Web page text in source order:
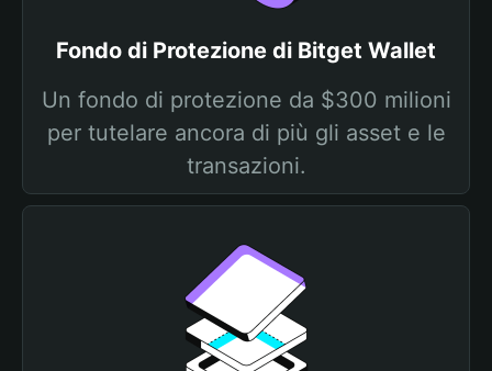
Fondo di Protezione di Bitget Wallet
Un fondo di protezione da $300 milioni
per tutelare ancora di più gli asset e le
transazioni.